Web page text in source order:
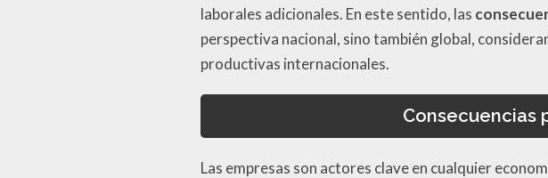
laborales adicionales. En este sentido, las
perspectiva nacional, sino también global,
productivas internacionales.
Consecuencias
Las empresas son actores clave en cualquier